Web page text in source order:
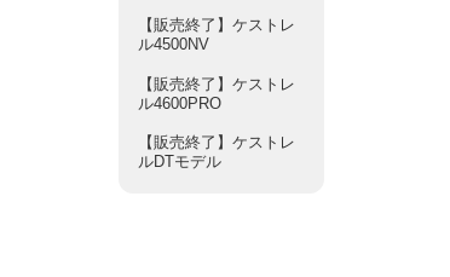
【販売終了】ケストレ
ル4500NV
【販売終了】ケストレ
ル4600PRO
【販売終了】ケストレ
ルDTモデル